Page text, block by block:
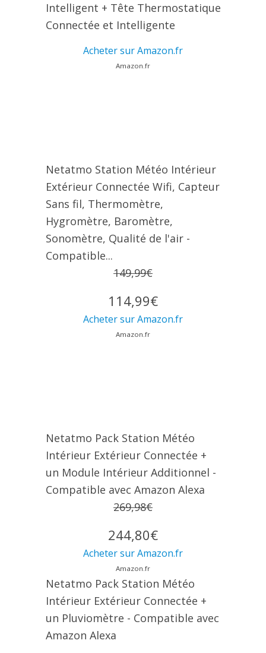
Intelligent + Tête Thermostatique
Connectée et Intelligente
Acheter sur Amazon.fr
Amazon.fr
Netatmo Station Météo Intérieur
Extérieur Connectée Wifi, Capteur
Sans fil, Thermomètre,
Hygromètre, Baromètre,
Sonomètre, Qualité de l'air -
Compatible...
149,99€
114,99€
Acheter sur Amazon.fr
Amazon.fr
Netatmo Pack Station Météo
Intérieur Extérieur Connectée +
un Module Intérieur Additionnel -
Compatible avec Amazon Alexa
269,98€
244,80€
Acheter sur Amazon.fr
Amazon.fr
Netatmo Pack Station Météo
Intérieur Extérieur Connectée +
un Pluviomètre - Compatible avec
Amazon Alexa